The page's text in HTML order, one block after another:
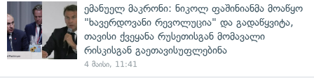
ემანუელ მაკრონი: ნიკოლ ფაშინიანმა მოაწყო
"ხავერდოვანი რევოლუცია" და გადაწყვიტა,
თავისი ქვეყანა რუსეთისგან მომავალი
რისკისგან გაეთავისუფლებინა
4 მაისი, 11:41